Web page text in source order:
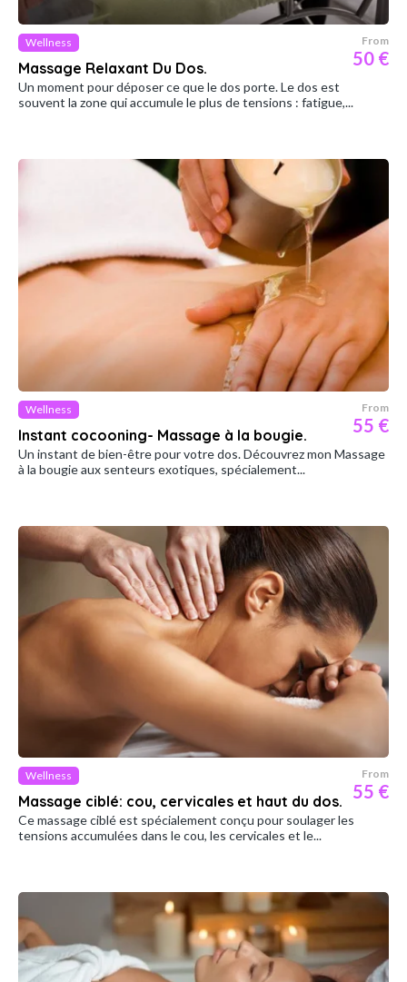
Wellness
Massage Relaxant Du Dos.
From
50 €
Un moment pour déposer ce que le dos porte. Le dos est
souvent la zone qui accumule le plus de tensions : fatigue,...
Wellness
Instant cocooning- Massage à la bougie.
From
55 €
Un instant de bien-être pour votre dos. Découvrez mon Massage
à la bougie aux senteurs exotiques, spécialement...
Wellness
Massage ciblé: cou, cervicales et haut du dos.
From
55 €
Ce massage ciblé est spécialement conçu pour soulager les
tensions accumulées dans le cou, les cervicales et le...